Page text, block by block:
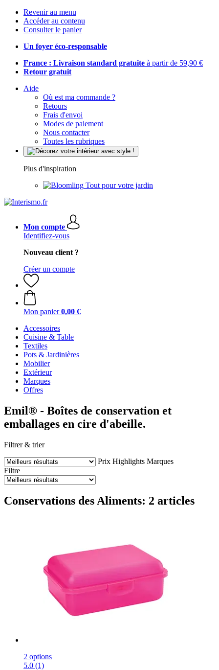
Revenir au menu
Accéder au contenu
Consulter le panier
Un foyer éco-responsable
France : Livraison standard gratuite à partir de 59,90 €
Retour gratuit
Aide
Où est ma commande ?
Retours
Frais d'envoi
Modes de paiement
Nous contacter
Toutes les rubriques
Plus d'inspiration
Tout pour votre jardin
Mon compte
Identifiez-vous
Nouveau client ?
Créer un compte
Mon panier 0,00 €
Accessoires
Cuisine & Table
Textiles
Pots & Jardinières
Mobilier
Extérieur
Marques
Offres
Emil® - Boîtes de conservation et
emballages en cire d'abeille.
Filtrer & trier
Prix Highlights Marques
Filtre
Conservations des Aliments: 2 articles
2 options
5.0 (1)